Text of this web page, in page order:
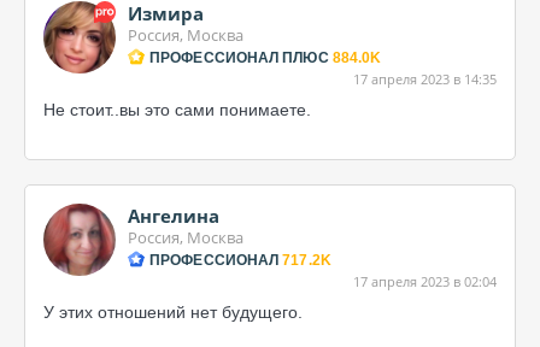
Измира
Россия, Москва
ПРОФЕССИОНАЛ ПЛЮС 884.0K
17 апреля 2023 в 14:35
Не стоит..вы это сами понимаете.
Ангелина
Россия, Москва
ПРОФЕССИОНАЛ 717.2K
17 апреля 2023 в 02:04
У этих отношений нет будущего.